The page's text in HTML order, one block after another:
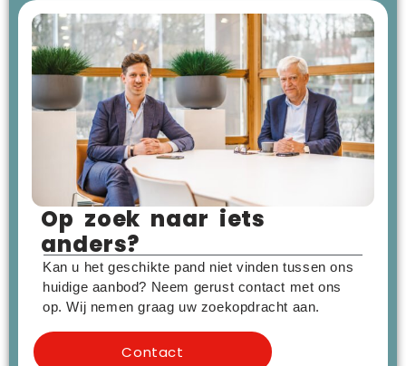
Op zoek naar iets
anders?
Kan u het geschikte pand niet vinden tussen ons
huidige aanbod? Neem gerust contact met ons
op. Wij nemen graag uw zoekopdracht aan.
Contact